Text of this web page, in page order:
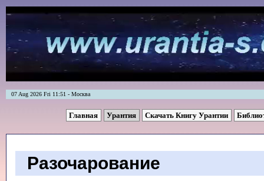
07 Aug 2026 Fri 11:51 - Москва
Главная Урантия Скачать Книгу Урантии
Разочарование